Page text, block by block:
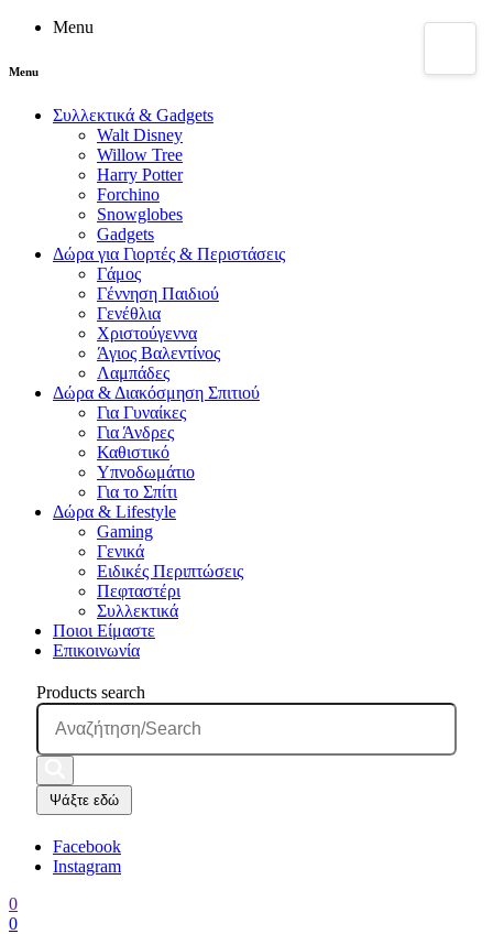
Menu
Menu
Συλλεκτικά & Gadgets
Walt Disney
Willow Tree
Harry Potter
Forchino
Snowglobes
Gadgets
Δώρα για Γιορτές & Περιστάσεις
Γάμος
Γέννηση Παιδιού
Γενέθλια
Χριστούγεννα
Άγιος Βαλεντίνος
Λαμπάδες
Δώρα & Διακόσμηση Σπιτιού
Για Γυναίκες
Για Άνδρες
Καθιστικό
Υπνοδωμάτιο
Για το Σπίτι
Δώρα & Lifestyle
Gaming
Γενικά
Ειδικές Περιπτώσεις
Πεφταστέρι
Συλλεκτικά
Ποιοι Είμαστε
Επικοινωνία
Products search
Ψάξτε εδώ
Facebook
Instagram
0
0